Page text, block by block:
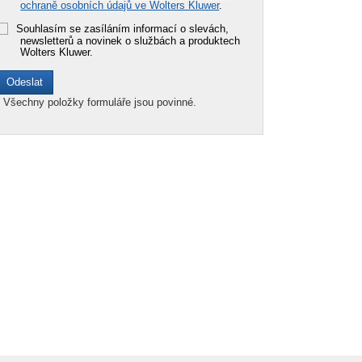
ochraně osobních údajů ve Wolters Kluwer.
Souhlasím se zasíláním informací o slevách,
newsletterů a novinek o službách a produktech
Wolters Kluwer.
Všechny položky formuláře jsou povinné.